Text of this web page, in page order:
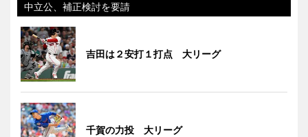
中立公、補正検討を要請
吉田は２安打１打点 大リーグ
千賀の力投 大リーグ